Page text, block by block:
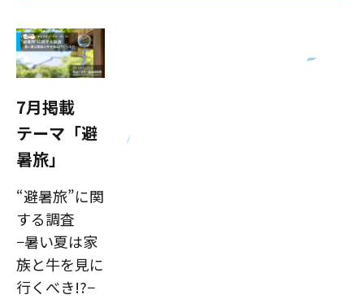
7月掲載
テーマ「避
暑旅」
“避暑旅”に関
する調査
−暑い夏は家
族と牛を見に
行くべき!?−